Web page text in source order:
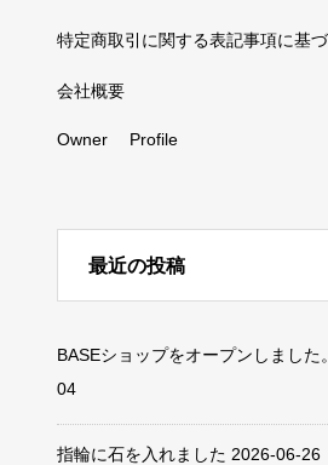
特定商取引に関する表記事項に基
会社概要
Owner Profile
最近の投稿
BASEショップをオープンしました。
04
指輪に石を入れました 2026-06-26